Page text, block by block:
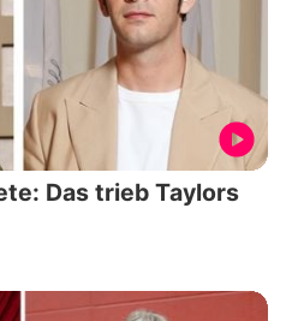
Das trieb Taylors